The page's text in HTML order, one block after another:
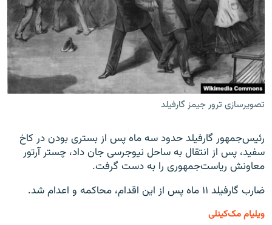
تصویرسازی ترور جیمز گارفیلد
رئیس‌جمهور گارفیلد حدود سه ماه پس از بستری بودن در کاخ
سفید، پس از انتقال به ساحل نیوجرسی جان داد، چستر آرتور
معاونش ریاست‌جمهوری را به دست گرفت.
ضارب گارفیلد ۱۱ ماه پس از این اقدام، محاکمه و اعدام شد.
ویلیام مک‌کینلی